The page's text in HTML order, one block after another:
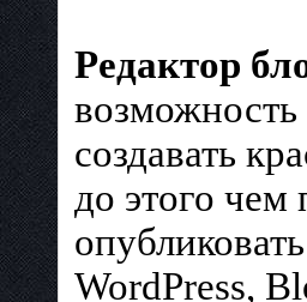
Редактор
возможность
создавать
до этого
WordPress,